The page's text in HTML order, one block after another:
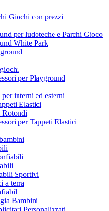
Giochi con prezzi
per ludoteche e Parchi Gioco
White Park
per Playground
interni ed esterni
Elastici
Rotondi
per Tappeti Elastici
Sportivi
a terra
Bambini
Personalizzati